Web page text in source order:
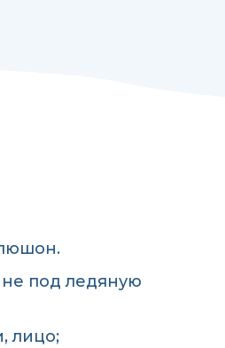
под ледяную
лицо;